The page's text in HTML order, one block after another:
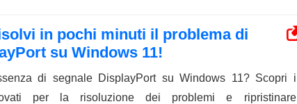
in ​​pochi minuti il ​​problema di
su Windows 11!
di segnale DisplayPort su Windows 11? Scopri i
per la risoluzione dei problemi e ripristinare